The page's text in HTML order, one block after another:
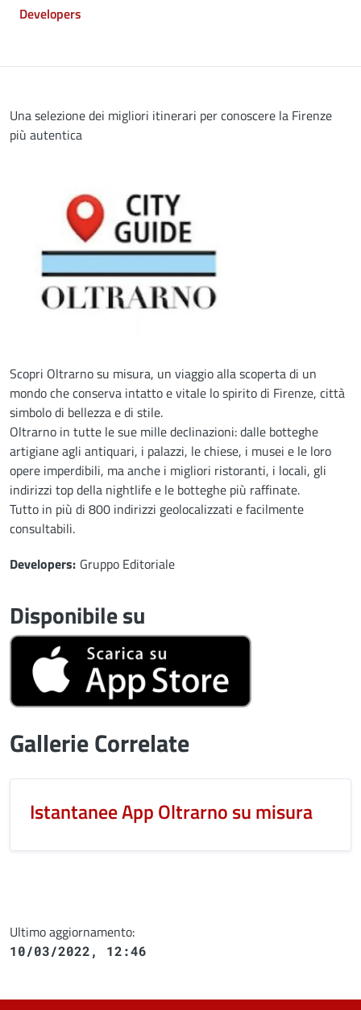
Developers
Una selezione dei migliori itinerari per conoscere la Firenze
più autentica
Descrizione
Scopri Oltrarno su misura, un viaggio alla scoperta di un
mondo che conserva intatto e vitale lo spirito di Firenze, città
simbolo di bellezza e di stile.
Oltrarno in tutte le sue mille declinazioni: dalle botteghe
artigiane agli antiquari, i palazzi, le chiese, i musei e le loro
opere imperdibili, ma anche i migliori ristoranti, i locali, gli
indirizzi top della nightlife e le botteghe più raffinate.
Tutto in più di 800 indirizzi geolocalizzati e facilmente
consultabili.
Developers Developers
Gruppo Editoriale
Disponibile su
Gallerie Correlate
Istantanee App Oltrarno su misura
Ultimo aggiornamento:
10/03/2022, 12:46